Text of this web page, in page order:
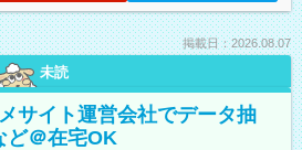
掲載日：2026.08.07
未読
サイト運営会社でデータ抽
ど＠在宅OK